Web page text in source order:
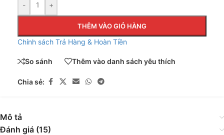
- +
THÊM VÀO GIỎ HÀNG
Chính sách Trả Hàng & Hoàn Tiền
So sánh Thêm vào danh sách yêu thích
Chia sẻ:
Mô tả
Đánh giá (15)